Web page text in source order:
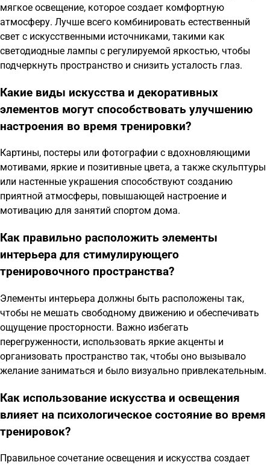
мягкое освещение, которое создает комфортную
атмосферу. Лучше всего комбинировать естественный
свет с искусственными источниками, такими как
светодиодные лампы с регулируемой яркостью, чтобы
подчеркнуть пространство и снизить усталость глаз.
Какие виды искусства и декоративных
элементов могут способствовать улучшению
настроения во время тренировки?
Картины, постеры или фотографии с вдохновляющими
мотивами, яркие и позитивные цвета, а также скульптуры
или настенные украшения способствуют созданию
приятной атмосферы, повышающей настроение и
мотивацию для занятий спортом дома.
Как правильно расположить элементы
интерьера для стимулирующего
тренировочного пространства?
Элементы интерьера должны быть расположены так,
чтобы не мешать свободному движению и обеспечивать
ощущение просторности. Важно избегать
перегруженности, использовать яркие акценты и
организовать пространство так, чтобы оно вызывало
желание заниматься и было визуально привлекательным.
Как использование искусства и освещения
влияет на психологическое состояние во время
тренировок?
Правильное сочетание освещения и искусства создает